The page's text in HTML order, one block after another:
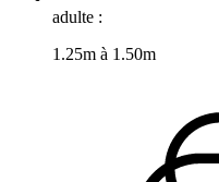
adulte :
1.25m à 1.50m